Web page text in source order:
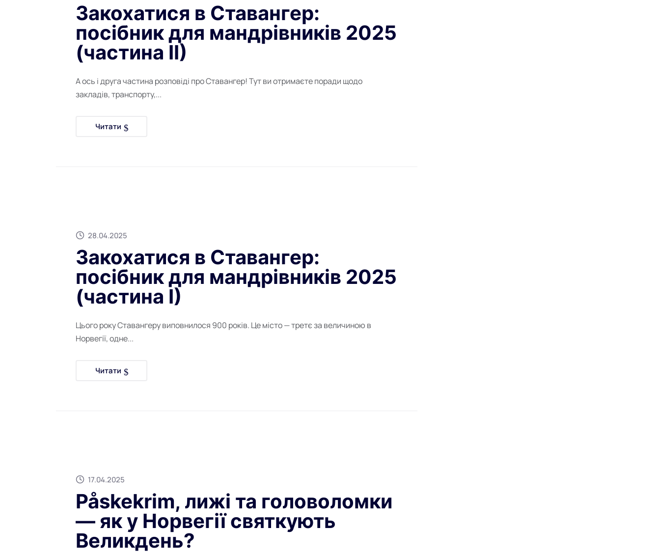
Закохатися в Ставангер:
посібник для мандрівників 2025
(частина ІІ)
А ось і друга частина розповіді про Ставангер! Тут ви отримаєте поради щодо
закладів, транспорту,...
Читати
28.04.2025
Закохатися в Ставангер:
посібник для мандрівників 2025
(частина І)
Цього року Ставангеру виповнилося 900 років. Це місто — третє за величиною в
Норвегії, одне...
Читати
17.04.2025
Påskekrim, лижі та головоломки
— як у Норвегії святкують
Великдень?